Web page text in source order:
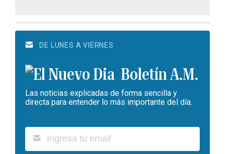
DE LUNES A VIERNES
Boletín A.M.
Las noticias explicadas de forma sencilla y
directa para entender lo más importante del día.